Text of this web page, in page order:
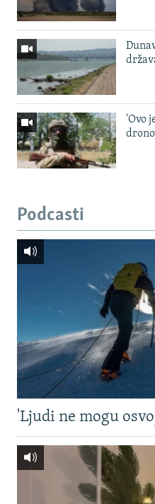
'Ovo
Podcasti
'Ljudi ne mogu